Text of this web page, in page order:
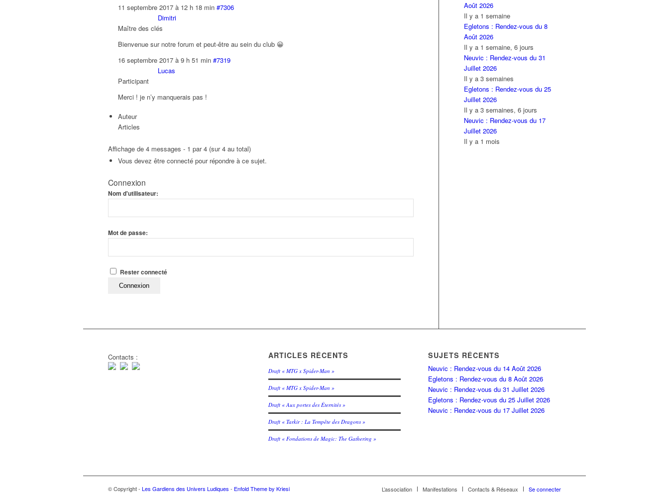
11 septembre 2017 à 12 h 18 min #7306
Dimitri
Maître des clés
Bienvenue sur notre forum et peut-être au sein du club 😀
16 septembre 2017 à 9 h 51 min #7319
Lucas
Participant
Merci ! je n’y manquerais pas !
Auteur
Articles
Affichage de 4 messages - 1 par 4 (sur 4 au total)
Vous devez être connecté pour répondre à ce sujet.
Connexion
Nom d'utilisateur:
Mot de passe:
Rester connecté
Connexion
Août 2026
Il y a 1 semaine
Egletons : Rendez-vous du 8
Août 2026
Il y a 1 semaine, 6 jours
Neuvic : Rendez-vous du 31
Juillet 2026
Il y a 3 semaines
Egletons : Rendez-vous du 25
Juillet 2026
Il y a 3 semaines, 6 jours
Neuvic : Rendez-vous du 17
Juillet 2026
Il y a 1 mois
Contacts : ARTICLES RÉCENTS
Draft « MTG x Spider-Man »
Draft « MTG x Spider-Man »
Draft « Aux portes des Éternités »
Draft « Tarkir : La Tempête des Dragons »
Draft « Fondations de Magic: The Gathering »
SUJETS RÉCENTS
Neuvic : Rendez-vous du 14 Août 2026
Egletons : Rendez-vous du 8 Août 2026
Neuvic : Rendez-vous du 31 Juillet 2026
Egletons : Rendez-vous du 25 Juillet 2026
Neuvic : Rendez-vous du 17 Juillet 2026
© Copyright - Les Gardiens des Univers Ludiques - Enfold Theme by Kriesi L’association Manifestations Contacts & Réseaux Se connecter